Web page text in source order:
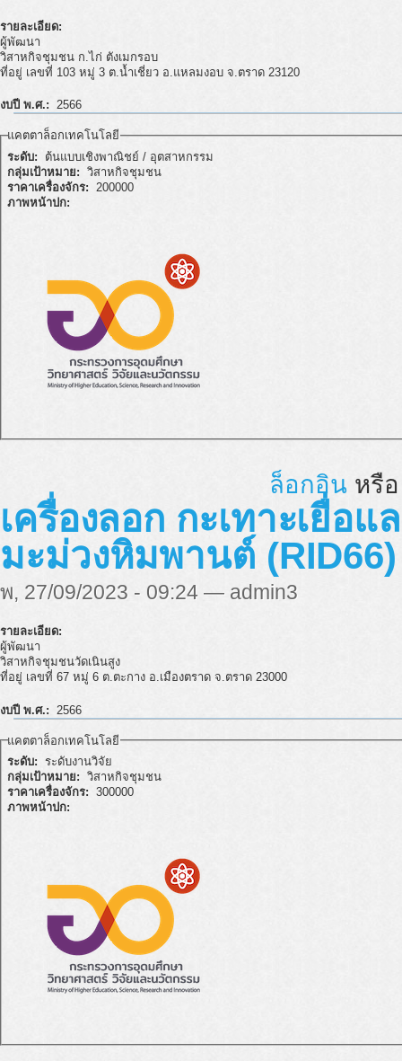
รายละเอียด:
ผู้พัฒนา
วิสาหกิจชุมชน ก.ไก่ ตังเมกรอบ
ที่อยู่ เลขที่ 103 หมู่ 3 ต.น้ำเชี่ยว อ.แหลมงอบ จ.ตราด 23120
งบปี พ.ศ.: 2566
แคตตาล็อกเทคโนโลยี
ระดับ:
ต้นแบบเชิงพาณิชย์ / อุตสาหกรรม
กลุ่มเป้าหมาย:
วิสาหกิจชุมชน
ราคาเครื่องจักร:
200000
ภาพหน้าปก:
ล็อกอิน หรื
เครื่องลอก กะเทาะเยื่อ
มะม่วงหิมพานต์ (RID66)
พ, 27/09/2023 - 09:24 — admin3
รายละเอียด:
ผู้พัฒนา
วิสาหกิจชุมชนวัดเนินสูง
ที่อยู่ เลขที่ 67 หมู่ 6 ต.ตะกาง อ.เมืองตราด จ.ตราด 23000
งบปี พ.ศ.: 2566
แคตตาล็อกเทคโนโลยี
ระดับ:
ระดับงานวิจัย
กลุ่มเป้าหมาย:
วิสาหกิจชุมชน
ราคาเครื่องจักร:
300000
ภาพหน้าปก: